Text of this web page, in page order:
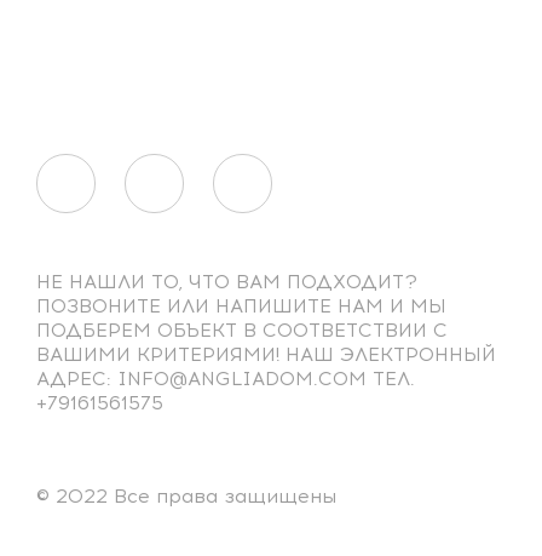
НЕ НАШЛИ ТО, ЧТО ВАМ ПОДХОДИТ?
ПОЗВОНИТЕ ИЛИ НАПИШИТЕ НАМ И МЫ
ПОДБЕРЕМ ОБЪЕКТ В СООТВЕТСТВИИ С
ВАШИМИ КРИТЕРИЯМИ! НАШ ЭЛЕКТРОННЫЙ
АДРЕС: INFO@ANGLIADOM.COM ТЕЛ.
+79161561575
© 2022 Все права защищены